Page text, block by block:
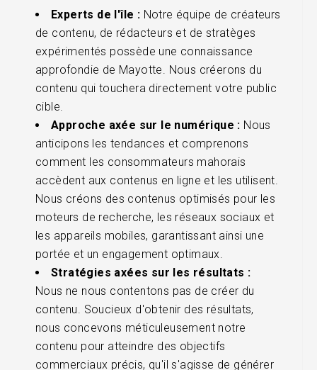
Experts de l'île : Notre équipe de créateurs
de contenu, de rédacteurs et de stratèges
expérimentés possède une connaissance
approfondie de Mayotte. Nous créerons du
contenu qui touchera directement votre public
cible.
Approche axée sur le numérique : Nous
anticipons les tendances et comprenons
comment les consommateurs mahorais
accèdent aux contenus en ligne et les utilisent.
Nous créons des contenus optimisés pour les
moteurs de recherche, les réseaux sociaux et
les appareils mobiles, garantissant ainsi une
portée et un engagement optimaux.
Stratégies axées sur les résultats :
Nous ne nous contentons pas de créer du
contenu. Soucieux d'obtenir des résultats,
nous concevons méticuleusement notre
contenu pour atteindre des objectifs
commerciaux précis, qu'il s'agisse de générer